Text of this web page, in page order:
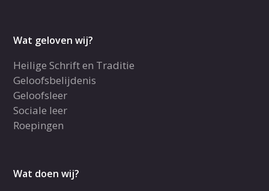
Wat geloven wij?
Heilige Schrift en Traditie
Geloofsbelijdenis
Geloofsleer
Sociale leer
Roepingen
Wat doen wij?